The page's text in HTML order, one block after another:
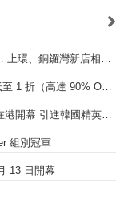
韓式燒肉「火桶（Hwa Tong）」正式進軍港島… 上環、銅鑼灣新店相繼開幕
尖沙咀名牌 Outlets J.OUTLET 限時震撼優惠 低至 1 折（高達 90% OFF）
【K-芭蕾風靡世界】 JB Studio and Company 在港開幕 引進韓國精英芭蕾教育系統
組別冠軍
13 日開幕